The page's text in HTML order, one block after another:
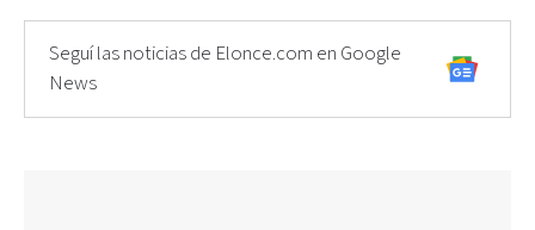
Seguí las noticias de Elonce.com en Google
News